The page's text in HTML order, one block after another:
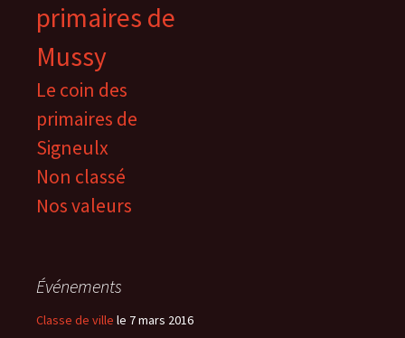
primaires de
Mussy
Le coin des
primaires de
Signeulx
Non classé
Nos valeurs
Événements
Classe de ville le 7 mars 2016